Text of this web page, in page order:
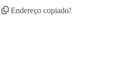
Endereço copiado!